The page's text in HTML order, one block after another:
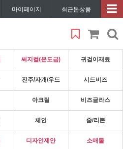
마이페이지 최근본상품
써지컬(은도금) 귀걸이재료
진주/자개/우드 시드비즈
아크릴 비즈글라스
체인 줄/리본
디자인제안 소매몰